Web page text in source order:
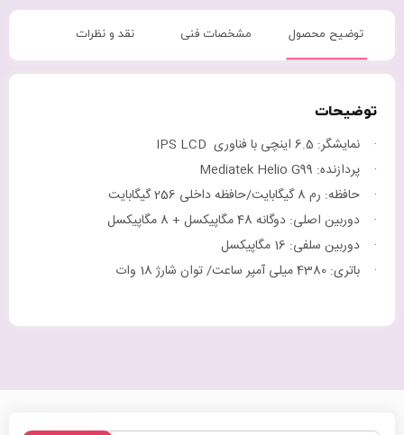
توضیح محصول مشخصات فنی نقد و نظرات
توضیحات
· نمایشگر: 6.5 اینچی با فناوری IPS LCD
· پردازنده: Mediatek Helio G99
· حافظه: رم 8 گیگابایت/حافظه داخلی 256 گیگابایت
· دوربین اصلی: دوگانه 48 مگاپیکسل + 8 مگاپیکسل
· دوربین سلفی: 16 مگاپیکسل
· باتری: 4380 میلی آمپر ساعت/ توان شارژ 18 وات